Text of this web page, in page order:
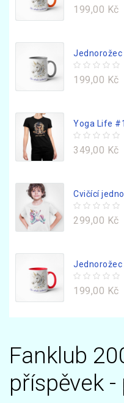
199,00 Kč
Jednorožec
199,00 Kč
Yoga Life #1
349,00 Kč
Cvičící
299,00 Kč
Jednorožec
199,00 Kč
Fanklub
příspěvek